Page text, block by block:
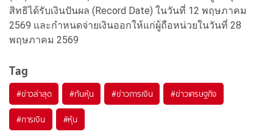
สิทธิได้รับเงินปันผล (Record Date) ในวันที่ 12 พฤษภาคม
2569 และกำหนดจ่ายเงินออกให้แก่ผู้ถือหน่วยในวันที่ 28
พฤษภาคม 2569
Tag
#ข่าวล่าสุด #ทันหุ้น #ข่าวการเงิน #ข่าวเศรษฐกิจ
#การเงิน #หุ้น